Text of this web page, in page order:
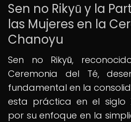
Sen no Rikyū y la
las Mujeres en la
Chanoyu
Sen no Rikyū,
Ceremonia del Té,
fundamental en la
esta práctica en el siglo
por su enfoque en la